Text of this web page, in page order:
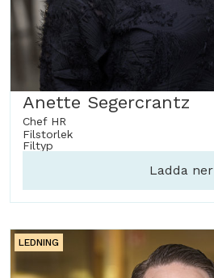
Anette Segercrantz
Chef HR
Filstorlek
Filtyp
Ladda ner
LEDNING